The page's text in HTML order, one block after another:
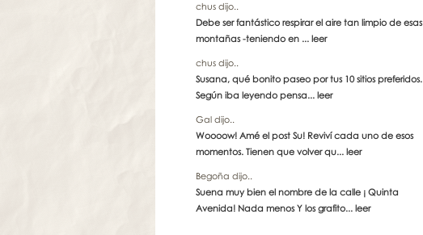
chus dijo..
Debe ser fantástico respirar el aire tan limpio de esas
montañas -teniendo en ... leer
chus dijo..
Susana, qué bonito paseo por tus 10 sitios preferidos.
Según iba leyendo pensa... leer
Gal dijo..
Woooow! Amé el post Su! Reviví cada uno de esos
momentos. Tienen que volver qu... leer
Begoña dijo..
Suena muy bien el nombre de la calle ¡ Quinta
Avenida! Nada menos Y los grafito... leer